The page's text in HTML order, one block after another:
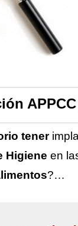
tener
Higiene en
?…